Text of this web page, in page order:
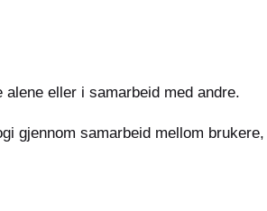
eller i samarbeid med andre.
gjennom samarbeid mellom